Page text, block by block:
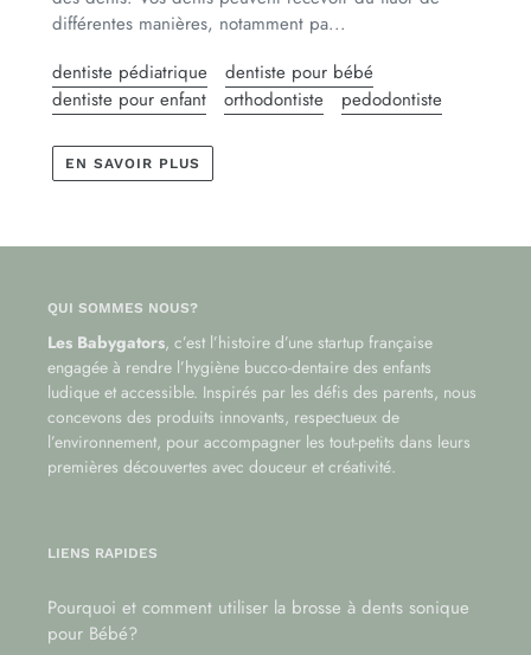
différentes manières, notamment pa...
dentiste pédiatrique
dentiste pour bébé
dentiste pour enfant
orthodontiste pedodontiste
EN SAVOIR PLUS
QUI SOMMES NOUS?
Les Babygators, c’est l’histoire d’une startup française
engagée à rendre l’hygiène bucco-dentaire des enfants
ludique et accessible. Inspirés par les défis des parents, nous
concevons des produits innovants, respectueux de
l’environnement, pour accompagner les tout-petits dans leurs
premières découvertes avec douceur et créativité.
LIENS RAPIDES
Pourquoi et comment utiliser la brosse à dents sonique
pour Bébé?